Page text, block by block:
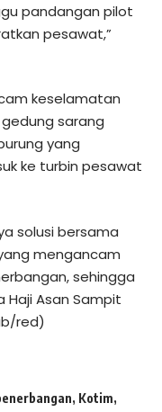
pandangan pilot
pesawat,”
keselamatan
sarang
yang
ke turbin pesawat
solusi bersama
mengancam
sehingga
Asan Sampit
red)
, Kotim,